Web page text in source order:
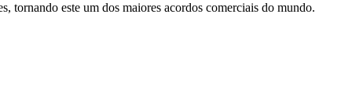
tornando este um dos maiores acordos comerciais do mundo.